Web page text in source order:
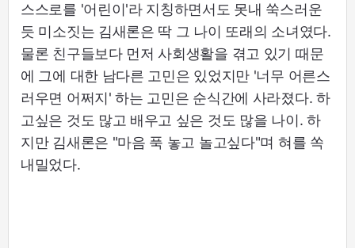
스스로를 '어린이'라 지칭하면서도 못내 쑥스러운
듯 미소짓는 김새론은 딱 그 나이 또래의 소녀였다.
물론 친구들보다 먼저 사회생활을 겪고 있기 때문
에 그에 대한 남다른 고민은 있었지만 '너무 어른스
러우면 어쩌지' 하는 고민은 순식간에 사라졌다. 하
고싶은 것도 많고 배우고 싶은 것도 많을 나이. 하
지만 김새론은 "마음 푹 놓고 놀고싶다"며 혀를 쏙
내밀었다.